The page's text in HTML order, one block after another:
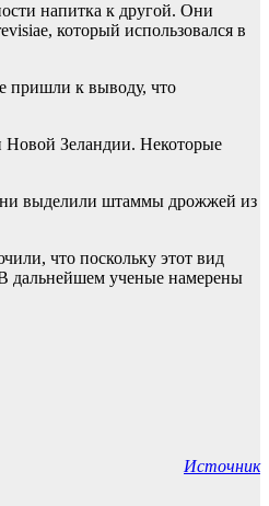
напитка к другой. Они
который использовался в
пришли к выводу, что
Новой Зеландии. Некоторые
Они выделили штаммы дрожжей из
что поскольку этот вид
дальнейшем ученые намерены
Источник